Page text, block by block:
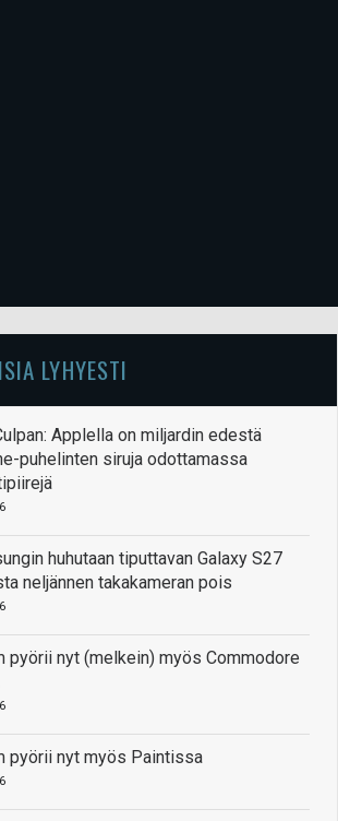
LYHYESTI
Applella on miljardin edestä
puhelinten siruja odottamassa
huhutaan tiputtavan Galaxy S27
neljännen takakameran pois
pyörii nyt (melkein) myös Commodore
pyörii nyt myös Paintissa